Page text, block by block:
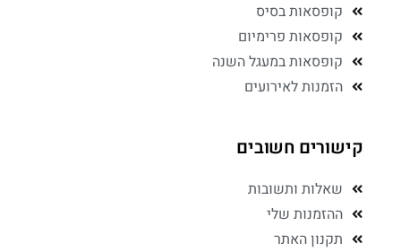
קופסאות בסיס
קופסאות פרימיום
קופסאות במעגל השנה
הזמנות לאירועים
קישורים חשובים
שאלות ותשובות
ההזמנות שלי
תקנון האתר